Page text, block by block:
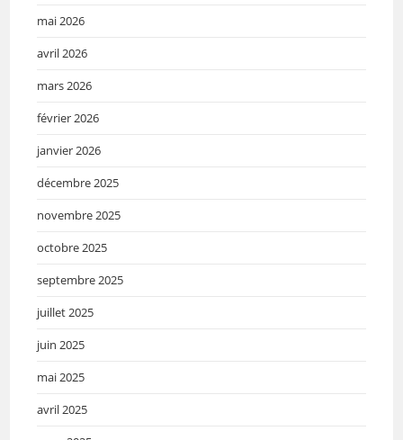
mai 2026
avril 2026
mars 2026
février 2026
janvier 2026
décembre 2025
novembre 2025
octobre 2025
septembre 2025
juillet 2025
juin 2025
mai 2025
avril 2025